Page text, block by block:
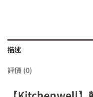
描述
評價 (0)